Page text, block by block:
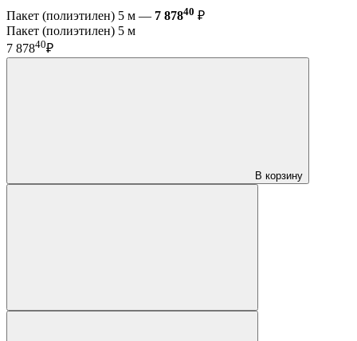
Пакет (полиэтилен) 5 м — 7 87840 ₽
Пакет (полиэтилен) 5 м
7 87840₽
В корзину